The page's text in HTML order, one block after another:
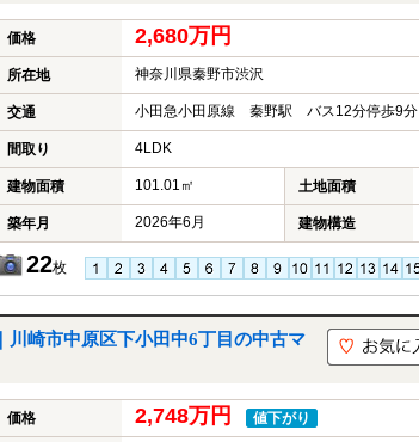
価格 2,680万円
所在地 神奈川県秦野市渋沢
交通 小田急小田原線 秦野駅 バス12分停歩9分
間取り 4LDK
建物面積 101.01㎡ 土地面積
築年月 2026年6月 建物構造
22枚
川崎市中原区下小田中6丁目の中古マ
価格 2,748万円 値下がり